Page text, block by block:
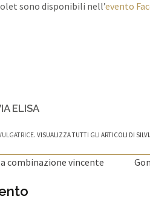
sono disponibili nell’evento
ELISA
VISUALIZZA TUTTI GLI ARTICOLI DI
combinazione vincente